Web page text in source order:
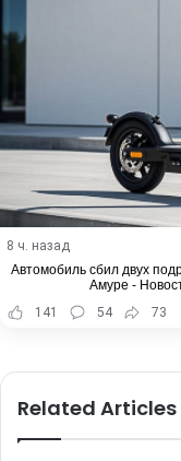
8 ч. назад
Автомобиль сбил двух
Амуре -
141
54 73
Related Articles